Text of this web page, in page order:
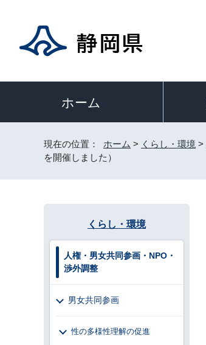
ホーム
現在の位置： ホーム > くらし・環境 >
を開催しました）
くらし・環境
人権・男女共同参画・NPO・
渉外調整
男女共同参画
性の多様性理解の促進